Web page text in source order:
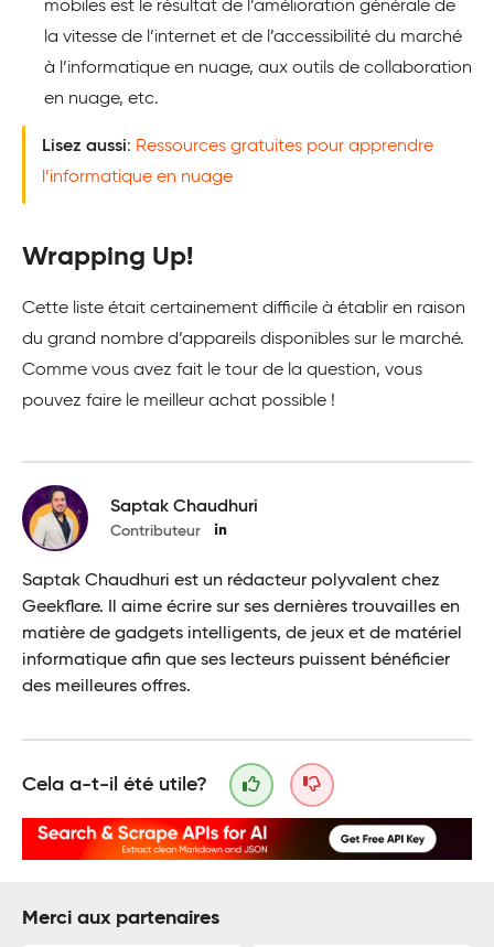
mobiles est le résultat de l’amélioration générale de
la vitesse de l’internet et de l’accessibilité du marché
à l’informatique en nuage, aux outils de collaboration
en nuage, etc.
Lisez aussi: Ressources gratuites pour apprendre
l’informatique en nuage
Wrapping Up!
Cette liste était certainement difficile à établir en raison
du grand nombre d’appareils disponibles sur le marché.
Comme vous avez fait le tour de la question, vous
pouvez faire le meilleur achat possible !
Saptak Chaudhuri
Contributeur
Saptak Chaudhuri est un rédacteur polyvalent chez
Geekflare. Il aime écrire sur ses dernières trouvailles en
matière de gadgets intelligents, de jeux et de matériel
informatique afin que ses lecteurs puissent bénéficier
des meilleures offres.
Cela a-t-il été utile?
Merci aux partenaires